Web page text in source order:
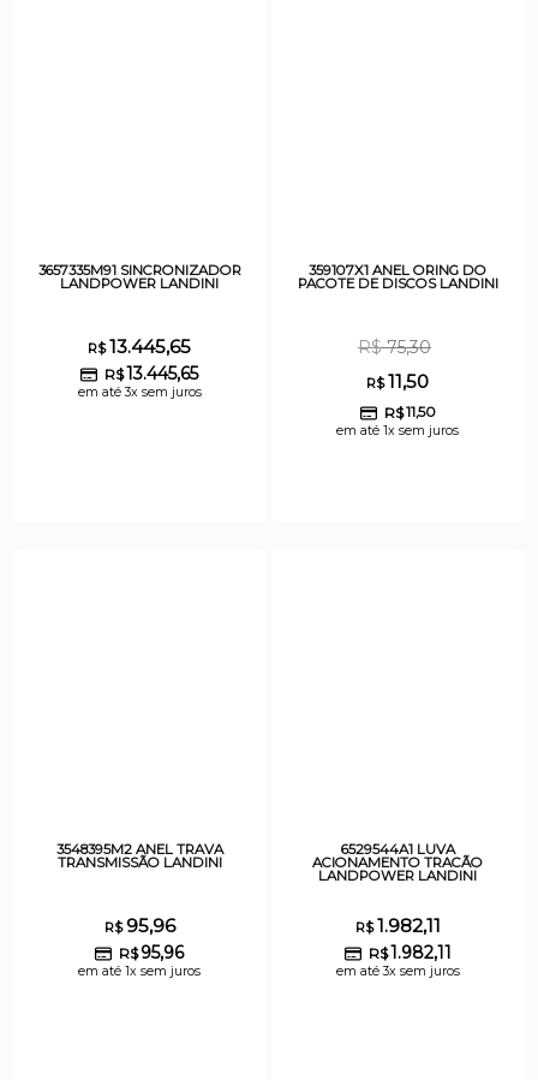
3657335M91 SINCRONIZADOR
LANDPOWER LANDINI
R$13.445,65
R$13.445,65
em até 3x sem juros
359107X1 ANEL ORING DO
PACOTE DE DISCOS LANDINI
R$75,30
R$11,50
R$11,50
em até 1x sem juros
3548395M2 ANEL TRAVA
TRANSMISSÃO LANDINI
R$95,96
R$95,96
em até 1x sem juros
6529544A1 LUVA
ACIONAMENTO TRACÃO
LANDPOWER LANDINI
R$1.982,11
R$1.982,11
em até 3x sem juros